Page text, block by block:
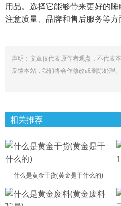
用品。选择它能够带来更好的
注意质量、品牌和售后服务等方
声明：文章仅代表原作者观点，不代表
反馈本站，我们将会作修改或删除处理。
相关推荐
什么是黄金干货(黄金是干什么的)